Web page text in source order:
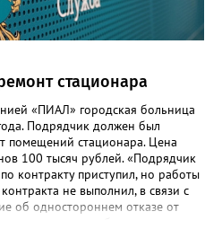
стационара
«ПИАЛ» городская больница
Подрядчик должен был
помещений стационара. Цена
100 тысяч рублей. «Подрядчик
контракту приступил, но работы
не выполнил, в связи с
об одностороннем отказе от